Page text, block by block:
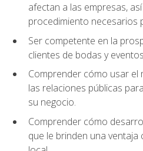
afectan a las empresas,
procedimiento necesarios
Ser competente en la
clientes de bodas y
Comprender cómo usar el
las relaciones públicas
su negocio.
Comprender cómo
que le brinden una